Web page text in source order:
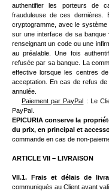
authentifier les porteurs de
frauduleuse de ces
cryptogramme, avec le système
sur une interface de sa banque
renseignant un code ou une
au préalable. Une fois
refusée par sa banque. La
effective lorsque les centres
acceptation. En cas de refus
annulée.
Paiement par PayPal : Le
PayPal.
EPICURIA conserve la
du prix, en principal et
commande en cas de non-
ARTICLE VII – LIVRAISON
VII.1. Frais et délais de
communiqués au Client avant